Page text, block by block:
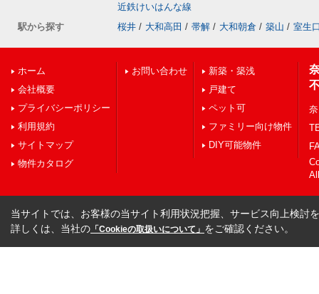
近鉄けいはんな線
駅から探す
桜井 / 大和高田 / 帯解 / 大和朝倉 / 築山 / 室生
ホーム
会社概要
プライバシーポリシー
利用規約
サイトマップ
物件カタログ
お問い合わせ
新築・築浅
戸建て
ペット可
ファミリー向け物件
DIY可能物件
当サイトでは、お客様の当サイト利用状況把握、サービス向上検討
詳しくは、当社の 「Cookieの取扱いについて」 をご確認ください。